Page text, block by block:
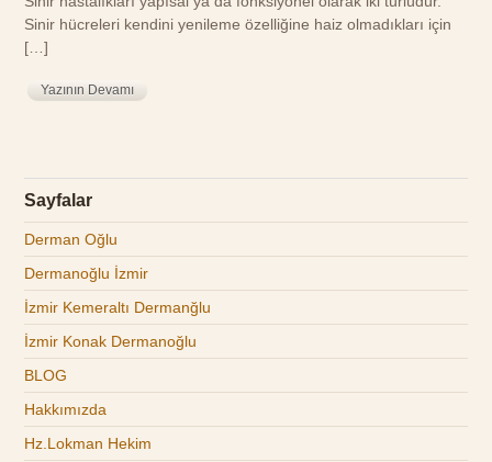
Sinir hücreleri kendini yenileme özelliğine haiz olmadıkları için
[…]
Yazının Devamı
Sayfalar
Derman Oğlu
Dermanoğlu İzmir
İzmir Kemeraltı Dermanğlu
İzmir Konak Dermanoğlu
BLOG
Hakkımızda
Hz.Lokman Hekim